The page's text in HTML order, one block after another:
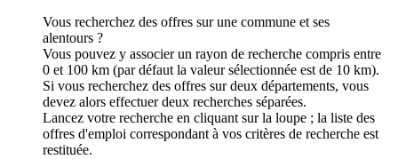
Vous recherchez des offres sur une commune et ses
alentours ?
Vous pouvez y associer un rayon de recherche compris entre
0 et 100 km (par défaut la valeur sélectionnée est de 10 km).
Si vous recherchez des offres sur deux départements, vous
devez alors effectuer deux recherches séparées.
Lancez votre recherche en cliquant sur la loupe ; la liste des
offres d'emploi correspondant à vos critères de recherche est
restituée.